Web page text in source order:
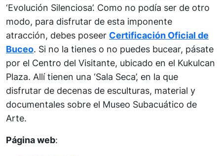
‘Evolución Silenciosa’. Como no podía ser de otro
modo, para disfrutar de esta imponente
atracción, debes poseer Certificación Oficial de
Buceo. Si no la tienes o no puedes bucear, pásate
por el Centro del Visitante, ubicado en el Kukulcan
Plaza. Allí tienen una ‘Sala Seca’, en la que
disfrutar de decenas de esculturas, material y
documentales sobre el Museo Subacuático de
Arte.
Página web: